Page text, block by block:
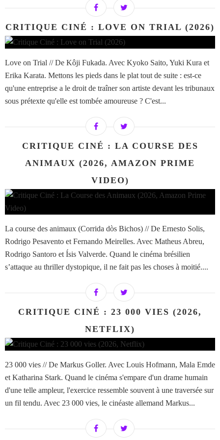
CRITIQUE CINÉ : LOVE ON TRIAL (2026)
Love on Trial // De Kôji Fukada. Avec Kyoko Saito, Yuki Kura et
Erika Karata. Mettons les pieds dans le plat tout de suite : est-ce
qu'une entreprise a le droit de traîner son artiste devant les tribunaux
sous prétexte qu'elle est tombée amoureuse ? C'est...
CRITIQUE CINÉ : LA COURSE DES
ANIMAUX (2026, AMAZON PRIME
VIDEO)
La course des animaux (Corrida dòs Bichos) // De Ernesto Solis,
Rodrigo Pesavento et Fernando Meirelles. Avec Matheus Abreu,
Rodrigo Santoro et Ísis Valverde. Quand le cinéma brésilien
s’attaque au thriller dystopique, il ne fait pas les choses à moitié....
CRITIQUE CINÉ : 23 000 VIES (2026,
NETFLIX)
23 000 vies // De Markus Goller. Avec Louis Hofmann, Mala Emde
et Katharina Stark. Quand le cinéma s'empare d'un drame humain
d'une telle ampleur, l'exercice ressemble souvent à une traversée sur
un fil tendu. Avec 23 000 vies, le cinéaste allemand Markus...